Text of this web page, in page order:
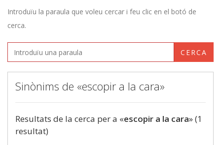
Introduïu la paraula que voleu cercar i feu clic en el botó de
cerca.
CERCA
Sinònims de «escopir a la cara»
Resultats de la cerca per a «escopir a la cara» (1
resultat)